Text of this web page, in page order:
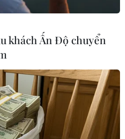
khách Ấn Độ chuyển